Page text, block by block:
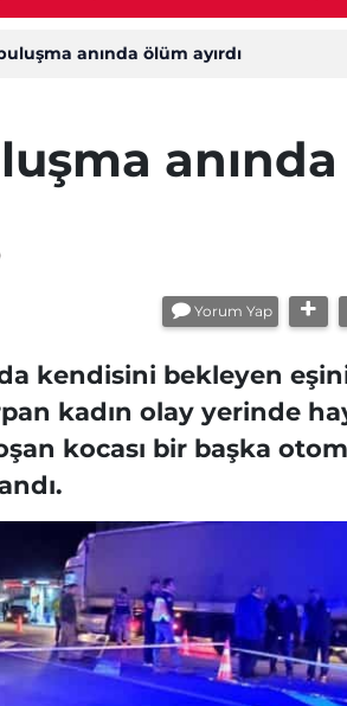
anında ölüm ayırdı
Yorum Yap
kendisini bekleyen
kadın olay yerinde
kocası bir başka